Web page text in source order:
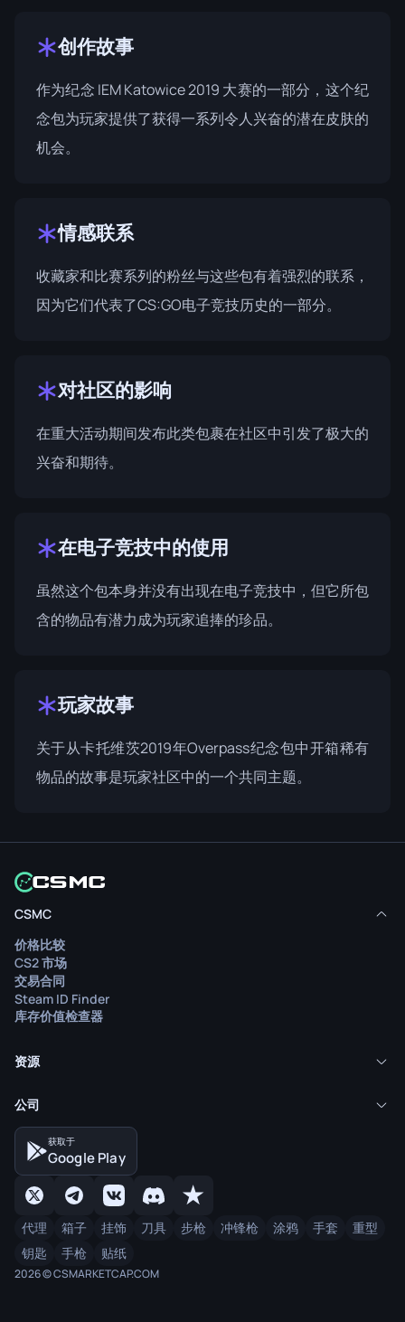
创作故事
作为纪念 IEM Katowice 2019 大赛的一部分，这个纪
念包为玩家提供了获得一系列令人兴奋的潜在皮肤的
机会。
情感联系
收藏家和比赛系列的粉丝与这些包有着强烈的联系，
因为它们代表了CS:GO电子竞技历史的一部分。
对社区的影响
在重大活动期间发布此类包裹在社区中引发了极大的
兴奋和期待。
在电子竞技中的使用
虽然这个包本身并没有出现在电子竞技中，但它所包
含的物品有潜力成为玩家追捧的珍品。
玩家故事
关于从卡托维茨2019年Overpass纪念包中开箱稀有
物品的故事是玩家社区中的一个共同主题。
CSMC
价格比较
CS2 市场
交易合同
Steam ID Finder
库存价值检查器
资源
公司
获取于
Google Play
代理 箱子 挂饰 刀具 步枪 冲锋枪 涂鸦 手套
重型
钥匙
手枪 贴纸
2026 © CSMARKETCAP.COM